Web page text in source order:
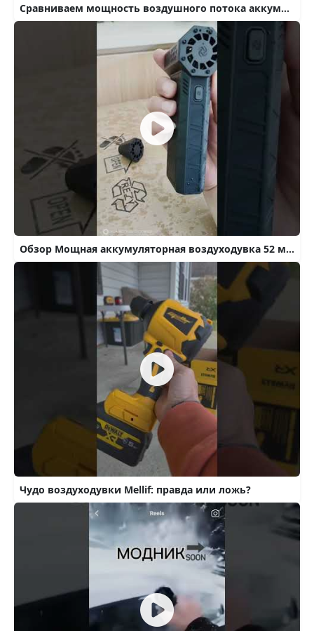
Сравниваем мощность воздушного потока аккумуляторных воздуходувок с помощью весов😁
Обзор Мощная аккумуляторная воздуходувка 52 м/с на Алиэкспресс
Чудо воздуходувки Mellif: правда или ложь?